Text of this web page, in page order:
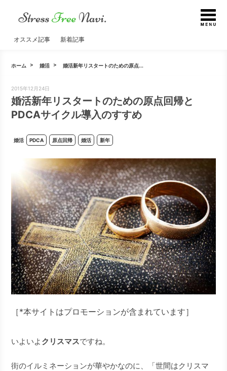
オススメ記事 新着記事
ホーム 婚活 婚活新年リスタートのための原点...
2015年12月24日
婚活新年リスタートのための原点回帰と
PDCAサイクル導入のすすめ
婚活 PDCA 原点回帰 婚活 新年
［*本サイトはプロモーションが含まれています］
いよいよ クリスマスですね。
街のイルミネーションが華やかなのに、「世間はクリスマ